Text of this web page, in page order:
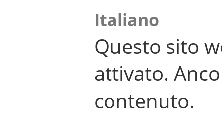
Italiano
Questo sito
attivato.
contenuto.